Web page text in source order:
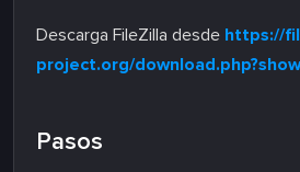
Descarga FileZilla desde https://
project.org/
Pasos